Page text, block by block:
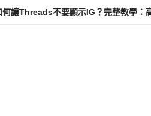
示IG？完整教學：高效管理你的線上